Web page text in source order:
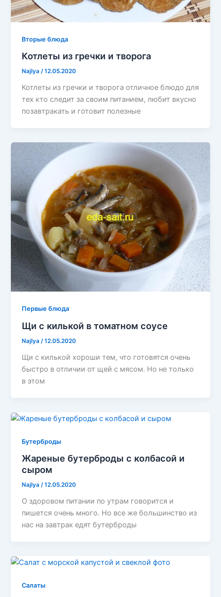
Вторые блюда
Котлеты из гречки и творога
Najlya/12.05.2020
Котлеты из гречки и творога отличное блюдо для
тех кто следит за своим питанием, любит вкусно
позавтракать и готовит полезные
Первые блюда
Щи с килькой в томатном соусе
Najlya/12.05.2020
Щи с килькой хороши тем, что готовятся очень
быстро в отличии от щей с мясом. Но не только
в этом
Бутерброды
Жареные бутерброды с колбасой и
сыром
Najlya/12.05.2020
О здоровом питании по утрам говорится и
пишется очень много. Но все же большинство из
нас на завтрак едят бутерброды
Салаты